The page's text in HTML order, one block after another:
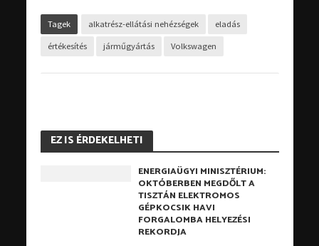
Tagek alkatrész-ellátási nehézségek eladás
értékesítés járműgyártás Volkswagen
EZ IS ÉRDEKELHETI
ENERGIAÜGYI MINISZTÉRIUM:
OKTÓBERBEN MEGDŐLT A
TISZTÁN ELEKTROMOS
GÉPKOCSIK HAVI
FORGALOMBA HELYEZÉSI
REKORDJA